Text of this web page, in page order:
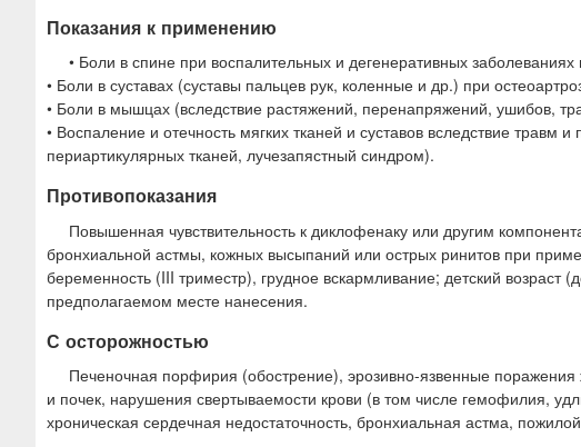
Показания к применению
• Боли в спине при воспалительных и дегенеративных
• Боли в суставах (суставы пальцев рук, коленные и др.) при
• Боли в мышцах (вследствие растяжений, перенапряжений, ушибов,
• Воспаление и отечность мягких тканей и суставов вследствие травм
периартикулярных тканей, лучезапястный синдром).
Противопоказания
Повышенная чувствительность к диклофенаку или другим
бронхиальной астмы, кожных высыпаний или острых ринитов при
беременность (III триместр), грудное вскармливание; детский возраст
предполагаемом месте нанесения.
С осторожностью
Печеночная порфирия (обострение), эрозивно-язвенные
и почек, нарушения свертываемости крови (в том числе гемофилия,
хроническая сердечная недостаточность, бронхиальная астма,